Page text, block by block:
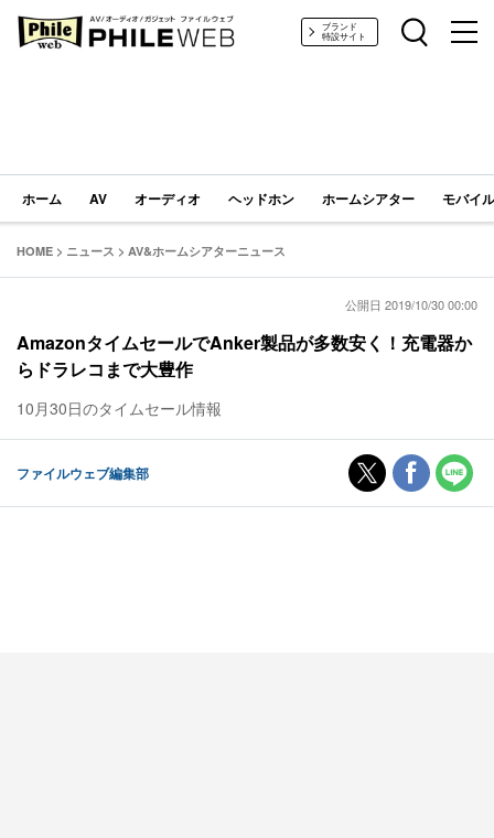
PHILE WEB｜AV/オーディオ/ガジェットブランド
特設サイト
ホーム AV オーディオ ヘッドホン ホームシアター モバイ
HOME > ニュース > AV&ホームシアターニュース
公開日 2019/10/30 00:00
AmazonタイムセールでAnker製品が多数安く！充電器か
らドラレコまで大豊作
10月30日のタイムセール情報
ファイルウェブ編集部